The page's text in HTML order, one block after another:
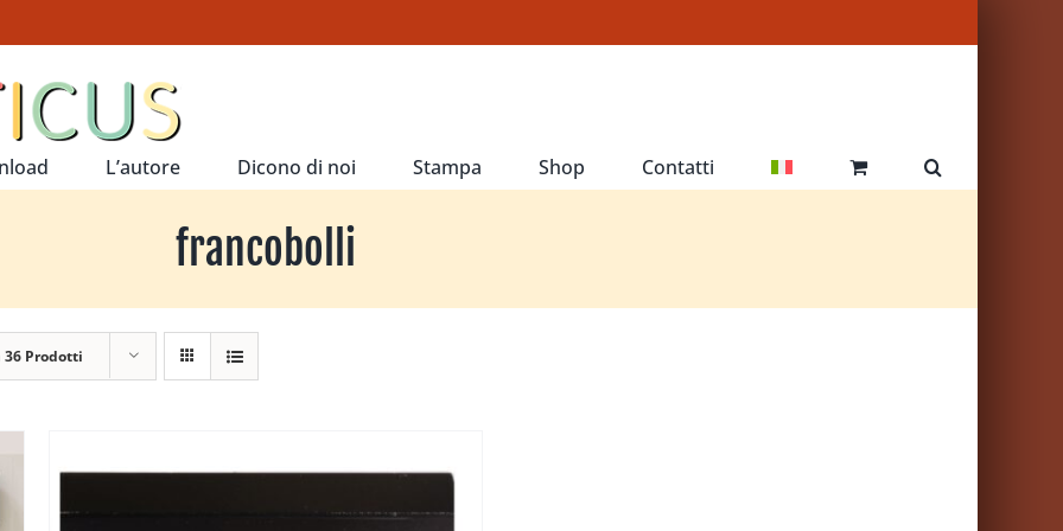
L’autore Dicono di noi Stampa Shop Contatti
francobolli
36 Prodotti